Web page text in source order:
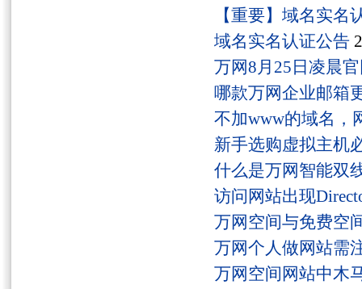
【重要】域名实名
域名实名认证公告
万网8月25日凌晨
哪款万网企业邮箱
不加www的域名，
新手选购虚拟主机
什么是万网智能双
访问网站出现
万网空间与免费空
万网个人做网站需
万网空间网站中木